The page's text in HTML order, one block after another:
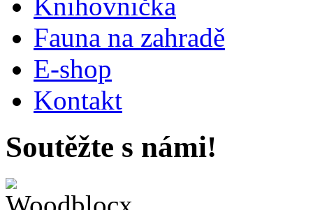
Knihovnička
Fauna na zahradě
E-shop
Kontakt
Soutěžte s námi!